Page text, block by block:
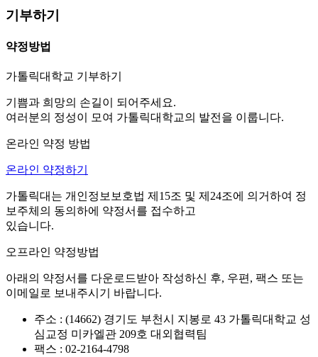
기부하기
약정방법
가톨릭대학교 기부하기
기쁨과 희망의 손길이 되어주세요.
여러분의 정성이 모여 가톨릭대학교의 발전을 이룹니다.
온라인 약정 방법
온라인 약정하기
가톨릭대는 개인정보보호법 제15조 및 제24조에 의거하여 정
보주체의 동의하에 약정서를 접수하고
있습니다.
오프라인 약정방법
아래의 약정서를 다운로드받아 작성하신 후, 우편, 팩스 또는
이메일로 보내주시기 바랍니다.
주소 : (14662) 경기도 부천시 지봉로 43 가톨릭대학교 성
심교정 미카엘관 209호 대외협력팀
팩스 : 02-2164-4798